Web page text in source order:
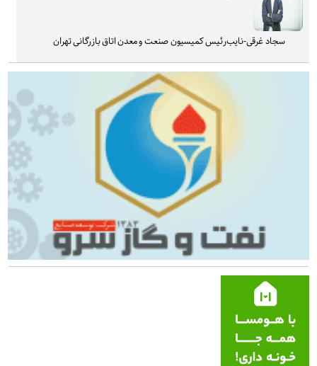
سجاد غرقی-نایب‌رئیس کمیسیون صنعت و معدن اتاق بازرگانی تهران